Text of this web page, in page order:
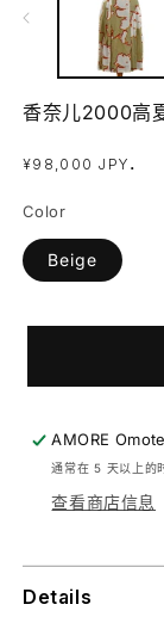
口
媒
文
1
香奈儿2000高
常
价
格
¥98,000 JPY .
Color
Beige
AMORE
通常在 5 天以上的
查看商店信息
Details